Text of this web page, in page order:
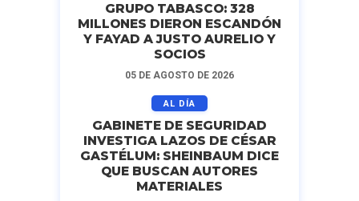
GRUPO TABASCO: 328
MILLONES DIERON ESCANDÓN
Y FAYAD A JUSTO AURELIO Y
SOCIOS
05 DE AGOSTO DE 2026
AL DÍA
GABINETE DE SEGURIDAD
INVESTIGA LAZOS DE CÉSAR
GASTÉLUM: SHEINBAUM DICE
QUE BUSCAN AUTORES
MATERIALES